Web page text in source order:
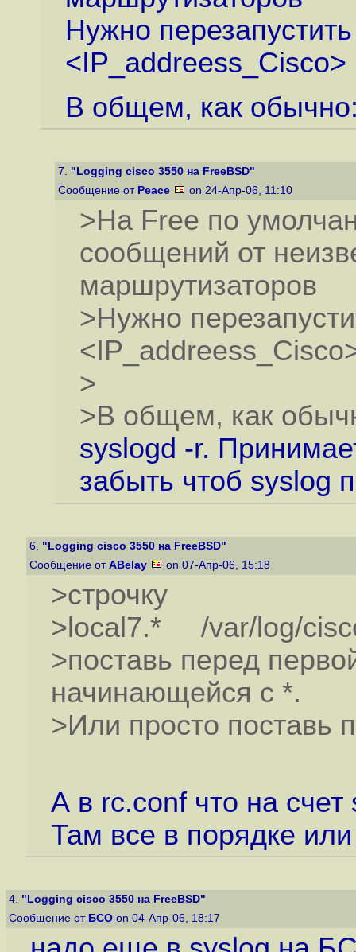
Нужно
<IP_addreess_Cisco>
В общем, как
7. "Logging cisco 3550 на FreeBSD"
Сообщение от Peace on 24-Апр-06, 11:10
>На Free по
сообщений от
маршрутизаторов
>Нужно
>
>В общем, как
syslogd -r.
забыть чтоб syslog
6. "Logging cisco 3550 на FreeBSD"
Сообщение от ABelay on 07-Апр-06, 15:18
>строчку
>local7.* /var/log/
>поставь перед
начинающейся с *.
>Или просто поставь
А в rc.conf что на счет
Там все в порядке
4. "Logging cisco 3550 на FreeBSD"
Сообщение от БСО on 04-Апр-06, 18:17